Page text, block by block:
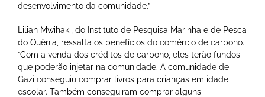
desenvolvimento da comunidade.”
Lilian Mwihaki, do Instituto de Pesquisa Marinha e de Pesca
do Quênia, ressalta os benefícios do comércio de carbono.
“Com a venda dos créditos de carbono, eles terão fundos
que poderão injetar na comunidade. A comunidade de
Gazi conseguiu comprar livros para crianças em idade
escolar. Também conseguiram comprar alguns